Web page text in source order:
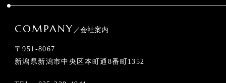
COMPANY ／会社案内
〒951-8067
新潟県新潟市中央区本町通8番町1352